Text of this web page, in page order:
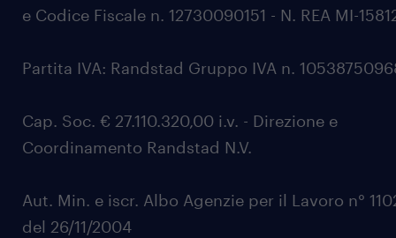
e Codice Fiscale n. 12730090151 - N. REA MI-
Partita IVA: Randstad Gruppo IVA n.
Cap. Soc. € 27.110.320,00 i.v. - Direzione e
Coordinamento Randstad N.V.
Aut. Min. e iscr. Albo Agenzie per il Lavoro n°
del 26/11/2004